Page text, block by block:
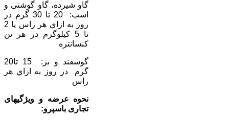
گاو شيرده، گاو گوشتی و
اسب: 20 تا 30 گرم در
روز به ازاي هر راس يا 2
تا 5 کيلوگرم در هر تن
کنسانتره
گوسفند و بز: 15 تا20
گرم در روز به ازاي هر
راس
نحوه عرضه و ويژ­گي­های
تجاری باسپرو: